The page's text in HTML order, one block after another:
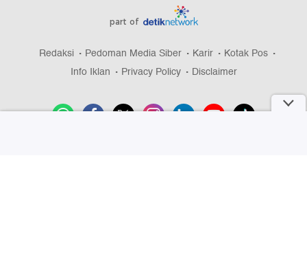
part of
Redaksi Pedoman Media Siber Karir
Kotak Pos
Info Iklan
Privacy Policy Disclaimer